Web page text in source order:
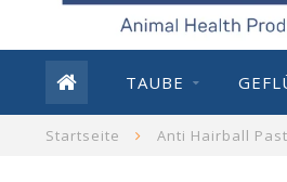
TAUBE
Startseite Anti Hairball